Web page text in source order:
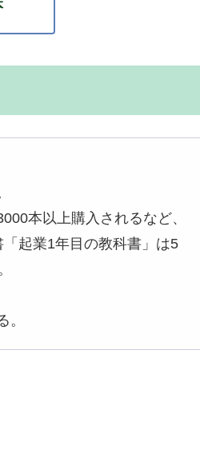
本以上購入されるなど、
起業1年目の教科書」は5